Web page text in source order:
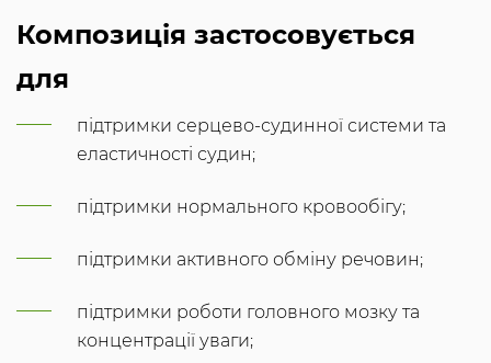
Композиція застосовується
для
підтримки серцево-судинної системи та
еластичності судин;
підтримки нормального кровообігу;
підтримки активного обміну речовин;
підтримки роботи головного мозку та
концентрації уваги;